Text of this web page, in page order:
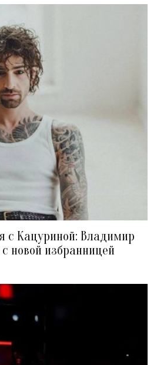
с Кацуриной: Владимир
новой избранницей